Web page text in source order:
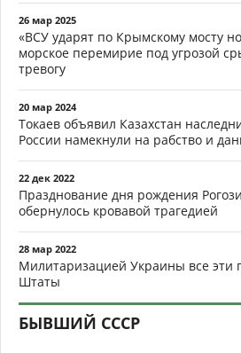
26 мар 2025
«ВСУ ударят по Крымскому мосту
морское перемирие под угрозой
тревогу
20 мар 2024
Токаев объявил Казахстан
России намекнули на рабство и
22 дек 2022
Празднование дня рождения
обернулось кровавой трагедией
28 мар 2022
Милитаризацией Украины все эти
Штаты
БЫВШИЙ СССР